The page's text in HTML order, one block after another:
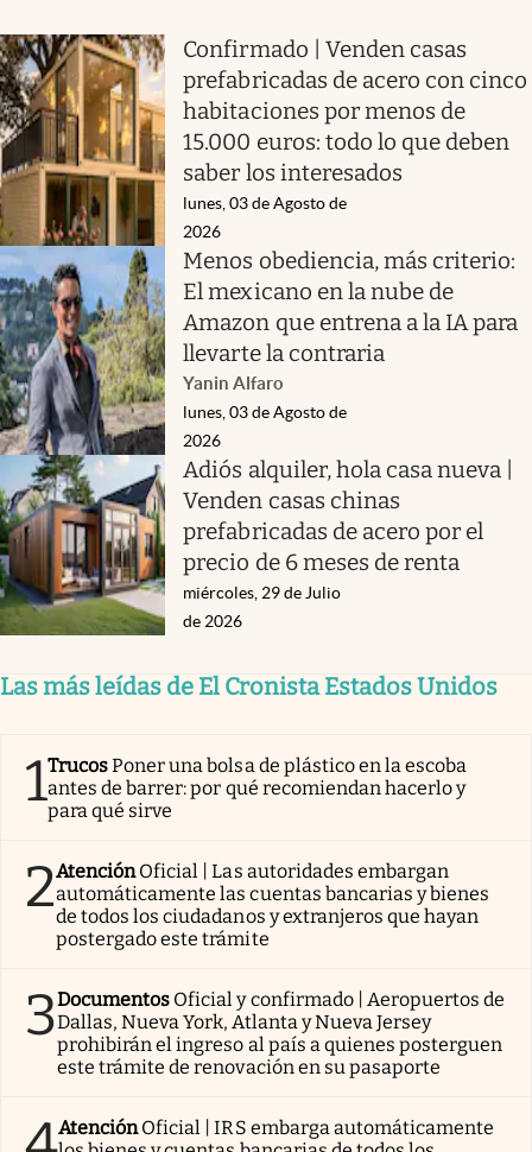
Confirmado | Venden casas
prefabricadas de acero con cinco
habitaciones por menos de
15.000 euros: todo lo que deben
saber los interesados
lunes, 03 de Agosto de
2026
Menos obediencia, más criterio:
El mexicano en la nube de
Amazon que entrena a la IA para
llevarte la contraria
Yanin Alfaro
lunes, 03 de Agosto de
2026
Adiós alquiler, hola casa nueva |
Venden casas chinas
prefabricadas de acero por el
precio de 6 meses de renta
miércoles, 29 de Julio
de 2026
Las más leídas de El Cronista Estados Unidos
1TrucosPoner una bolsa de plástico en la escoba
antes de barrer: por qué recomiendan hacerlo y
para qué sirve
2AtenciónOficial | Las autoridades embargan
automáticamente las cuentas bancarias y bienes
de todos los ciudadanos y extranjeros que hayan
postergado este trámite
3Documentos Oficial y confirmado | Aeropuertos de
Dallas, Nueva York, Atlanta y Nueva Jersey
prohibirán el ingreso al país a quienes posterguen
este trámite de renovación en su pasaporte
AtenciónOficial | IRS embarga automáticamente